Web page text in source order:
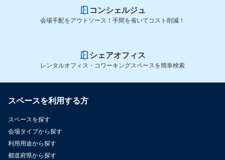
コンシェルジュ
会場手配をアウトソース！手間を省いてコスト削減！
シェアオフィス
レンタルオフィス・コワーキングスペースを簡単検索
スペースを利用する方
スペースを探す
会場タイプから探す
利用用途から探す
都道府県から探す